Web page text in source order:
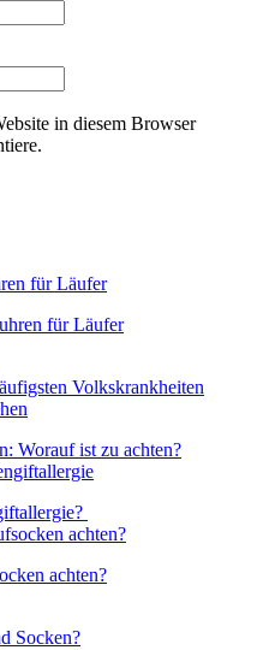
in diesem Browser
für Läufer
Volkskrankheiten
Worauf ist zu achten?
achten?
Socken?